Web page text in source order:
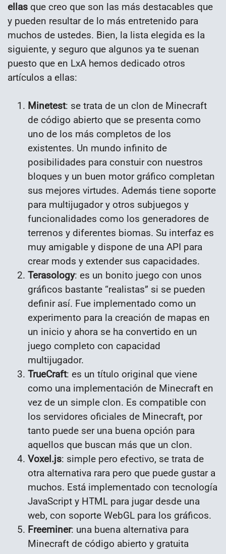
ellas que creo que son las más destacables que
y pueden resultar de lo más entretenido para
muchos de ustedes. Bien, la lista elegida es la
siguiente, y seguro que algunos ya te suenan
puesto que en LxA hemos dedicado otros
artículos a ellas:
Minetest: se trata de un clon de Minecraft
de código abierto que se presenta como
uno de los más completos de los
existentes. Un mundo infinito de
posibilidades para constuir con nuestros
bloques y un buen motor gráfico completan
sus mejores virtudes. Además tiene soporte
para multijugador y otros subjuegos y
funcionalidades como los generadores de
terrenos y diferentes biomas. Su interfaz es
muy amigable y dispone de una API para
crear mods y extender sus capacidades.
Terasology: es un bonito juego con unos
gráficos bastante “realistas” si se pueden
definir así. Fue implementado como un
experimento para la creación de mapas en
un inicio y ahora se ha convertido en un
juego completo con capacidad
multijugador.
TrueCraft: es un título original que viene
como una implementación de Minecraft en
vez de un simple clon. Es compatible con
los servidores oficiales de Minecraft, por
tanto puede ser una buena opción para
aquellos que buscan más que un clon.
Voxel.js: simple pero efectivo, se trata de
otra alternativa rara pero que puede gustar a
muchos. Está implementado con tecnología
JavaScript y HTML para jugar desde una
web, con soporte WebGL para los gráficos.
Freeminer: una buena alternativa para
Minecraft de código abierto y gratuita